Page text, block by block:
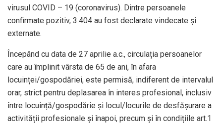
virusul COVID – 19 (coronavirus). Dintre persoanele
confirmate pozitiv, 3.404 au fost declarate vindecate și
externate.
Începând cu data de 27 aprilie a.c., circulația persoanelor
care au împlinit vârsta de 65 de ani, în afara
locuinței/gospodăriei, este permisă, indiferent de intervalul
orar, strict pentru deplasarea în interes profesional, inclusiv
între locuință/gospodărie și locul/locurile de desfășurare a
activității profesionale și înapoi, precum și în condițiile art.1